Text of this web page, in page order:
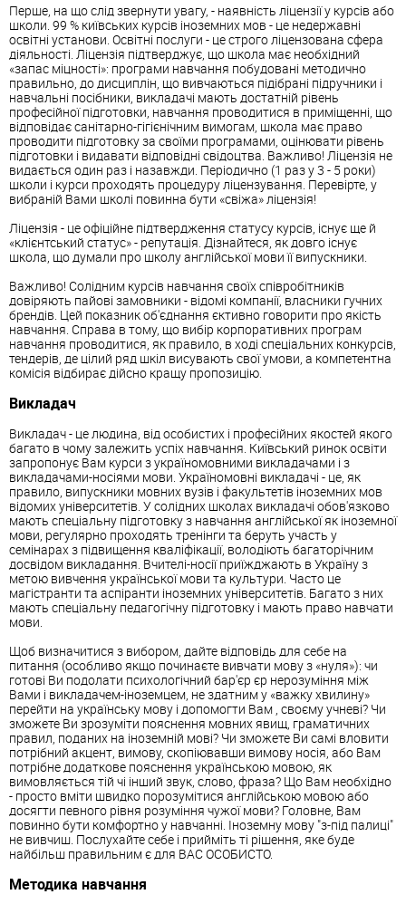
Перше, на що слід звернути увагу, - наявність ліцензії у курсів або
школи. 99 % київських курсів іноземних мов - це недержавні
освітні установи. Освітні послуги - це строго ліцензована сфера
діяльності. Ліцензія підтверджує, що школа має необхідний
«запас міцності»: програми навчання побудовані методично
правильно, до дисциплін, що вивчаються підібрані підручники і
навчальні посібники, викладачі мають достатній рівень
професійної підготовки, навчання проводитися в приміщенні, що
відповідає санітарно-гігієнічним вимогам, школа має право
проводити підготовку за своїми програмами, оцінювати рівень
підготовки і видавати відповідні свідоцтва. Важливо! Ліцензія не
видається один раз і назавжди. Періодично (1 раз у 3 - 5 роки)
школи і курси проходять процедуру ліцензування. Перевірте, у
вибраній Вами школі повинна бути «свіжа» ліцензія!
Ліцензія - це офіційне підтвердження статусу курсів, існує ще й
«клієнтський статус» - репутація. Дізнайтеся, як довго існує
школа, що думали про школу англійської мови її випускники.
Важливо! Солідним курсів навчання своїх співробітників
довіряють пайові замовники - відомі компанії, власники гучних
брендів. Цей показник об'єднання єктивно говорити про якість
навчання. Справа в тому, що вибір корпоративних програм
навчання проводитися, як правило, в ході спеціальних конкурсів,
тендерів, де цілий ряд шкіл висувають свої умови, а компетентна
комісія відбирає дійсно кращу пропозицію.
Викладач
Викладач - це людина, від особистих і професійних якостей якого
багато в чому залежить успіх навчання. Київський ринок освіти
запропонує Вам курси з україномовними викладачами і з
викладачами-носіями мови. Україномовні викладачі - це, як
правило, випускники мовних вузів і факультетів іноземних мов
відомих університетів. У солідних школах викладачі обов'язково
мають спеціальну підготовку з навчання англійської як іноземної
мови, регулярно проходять тренінги та беруть участь у
семінарах з підвищення кваліфікації, володіють багаторічним
досвідом викладання. Вчителі-носії приїжджають в Україну з
метою вивчення української мови та культури. Часто це
магістранти та аспіранти іноземних університетів. Багато з них
мають спеціальну педагогічну підготовку і мають право навчати
мови.
Щоб визначитися з вибором, дайте відповідь для себе на
питання (особливо якщо починаєте вивчати мову з «нуля»): чи
готові Ви подолати психологічний бар'єр єр нерозуміння між
Вами і викладачем-іноземцем, не здатним у «важку хвилину»
перейти на українську мову і допомогти Вам , своєму учневі? Чи
зможете Ви зрозуміти пояснення мовних явищ, граматичних
правил, поданих на іноземній мові? Чи зможете Ви самі вловити
потрібний акцент, вимову, скопіювавши вимову носія, або Вам
потрібне додаткове пояснення українською мовою, як
вимовляється тій чі інший звук, слово, фраза? Що Вам необхідно
- просто вміти швидко порозумітися англійською мовою або
досягти певного рівня розуміння чужої мови? Головне, Вам
повинно бути комфортно у навчанні. Іноземну мову "з-під палиці"
не вивчиш. Послухайте себе і прийміть ті рішення, яке буде
найбільш правильним є для ВАС ОСОБИСТО.
Методика навчання